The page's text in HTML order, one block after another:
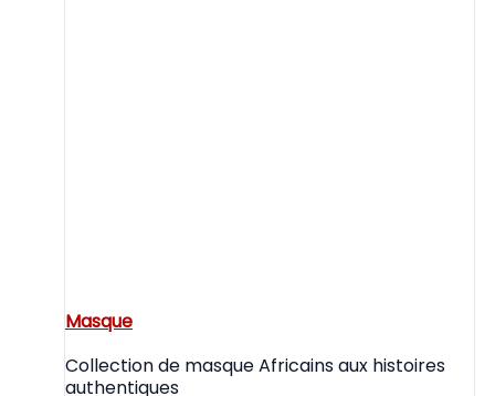
Masque
Collection de masque Africains aux histoires
authentiques